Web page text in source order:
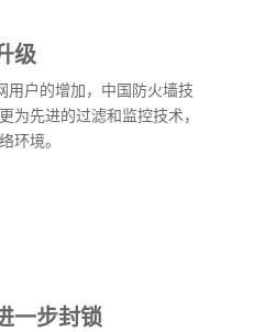
级
户的增加，中国防火墙技
为先进的过滤和监控技术，
环境。
一步封锁